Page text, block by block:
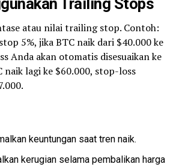
atau nilai trailing stop. Contoh:
5%, jika BTC naik dari $40.000 ke
Anda akan otomatis disesuaikan ke
naik lagi ke $60.000, stop-loss
keuntungan saat tren naik.
kerugian selama pembalikan harga